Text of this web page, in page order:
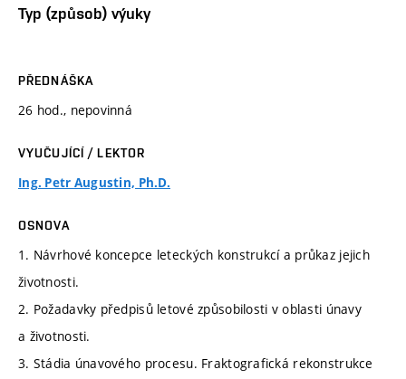
Typ (způsob) výuky
PŘEDNÁŠKA
26 hod., nepovinná
VYUČUJÍCÍ / LEKTOR
Ing. Petr Augustin, Ph.D.
OSNOVA
1. Návrhové koncepce leteckých konstrukcí a průkaz jejich
životnosti.
2. Požadavky předpisů letové způsobilosti v oblasti únavy
a životnosti.
3. Stádia únavového procesu. Fraktografická rekonstrukce